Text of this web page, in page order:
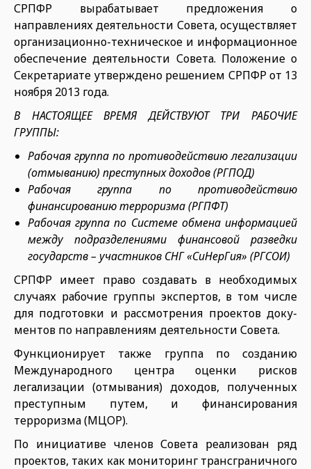
СРПФР вырабатывает предложения о
направлениях деятельности Совета, осуществляет
организационно-техническое и информационное
обеспечение деятельности Совета. Положение о
Секретариате утверждено ре­шением СРПФР от 13
ноября 2013 года.
В НАСТОЯЩЕЕ ВРЕМЯ ДЕЙСТВУЮТ ТРИ РАБОЧИЕ
ГРУППЫ:
Рабочая группа по противодействию легализации
(отмыванию) преступных доходов (РГПОД)
Рабочая группа по противодействию
финансированию террориз­ма (РГПФТ)
Рабочая группа по Системе обмена информацией
между подраз­делениями финансовой разведки
государств – участников СНГ «СиНерГия» (РГСОИ)
СРПФР имеет право создавать в не­обходимых
случаях рабочие группы экспертов, в том числе
для подготов­ки и рассмотрения проектов доку­
ментов по направлениям деятель­ности Совета.
Функционирует также группа по созданию
Международного цен­тра оценки рисков
легализации (отмывания) доходов, полученных
преступным путем, и финансиро­вания
терроризма (МЦОР).
По инициативе членов Совета реализован ряд
проектов, таких как мониторинг трансграничного